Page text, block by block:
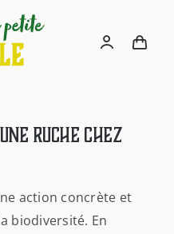
ruche chez
action concrète et
biodiversité. En